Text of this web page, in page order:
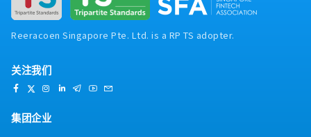
Reeracoen Singapore Pte. Ltd. is a RP TS adopter.
关注我们
集团企业